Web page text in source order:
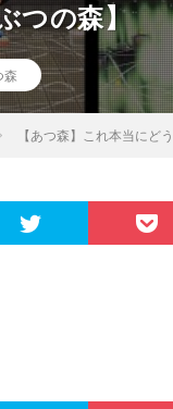
つの森】
森
【あつ森】これ本当にど